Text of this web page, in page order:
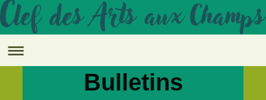
Bulletins